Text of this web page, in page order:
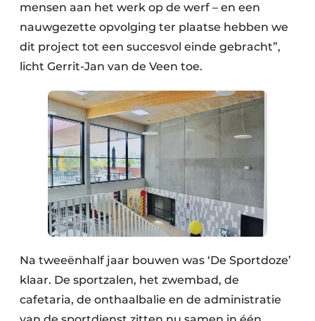
mensen aan het werk op de werf – en een
nauwgezette opvolging ter plaatse hebben we
dit project tot een succesvol einde gebracht”,
licht Gerrit-Jan van de Veen toe.
Na tweeënhalf jaar bouwen was ‘De Sportdoze’
klaar. De sportzalen, het zwembad, de
cafetaria, de onthaalbalie en de administratie